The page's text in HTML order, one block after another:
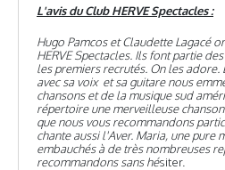
L'avis du Club HERVE Spectacles :
Hugo Pamcos et Claudette Lagacé
HERVE Spectacles. Ils font partie
les premiers recrutés. On les adore.
avec sa voix et sa guitare nous
chansons et de la musique sud
répertoire une merveilleuse
que nous vous recommandons
chante aussi l'Aver. Maria, une pure
embauchés à de très nombreuses
recommandons sans hésiter.